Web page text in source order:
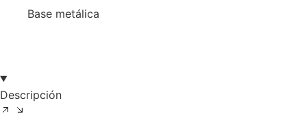
Base metálica
Descripción